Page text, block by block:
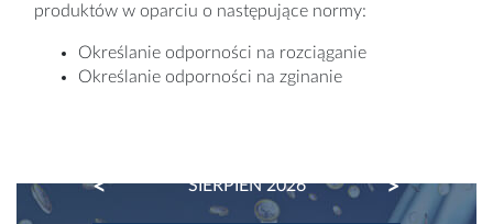
produktów w oparciu o następujące normy:
Określanie odporności na rozciąganie
Określanie odporności na zginanie
SIERPIEŃ 2026
PREVIOUS NEXT